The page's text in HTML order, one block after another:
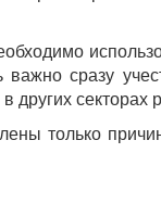
сразу
других секторах
только